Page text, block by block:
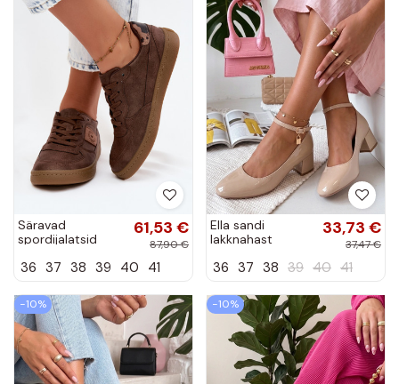
Säravad
spordijalatsid
UU274017 pruuni
61,53 €
87,90 €
36 37 38 39 40 41
Ella sandi
lakknahast
33,73 €
37,47 €
36 37 38 39 40 41
−10% −10%